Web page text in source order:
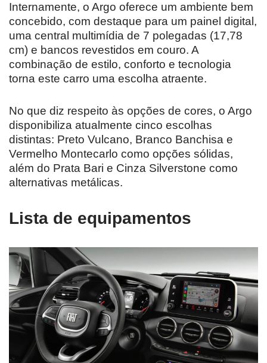
Internamente, o Argo oferece um ambiente bem
concebido, com destaque para um painel digital,
uma central multimídia de 7 polegadas (17,78
cm) e bancos revestidos em couro. A
combinação de estilo, conforto e tecnologia
torna este carro uma escolha atraente.
No que diz respeito às opções de cores, o Argo
disponibiliza atualmente cinco escolhas
distintas: Preto Vulcano, Branco Banchisa e
Vermelho Montecarlo como opções sólidas,
além do Prata Bari e Cinza Silverstone como
alternativas metálicas.
Lista de equipamentos